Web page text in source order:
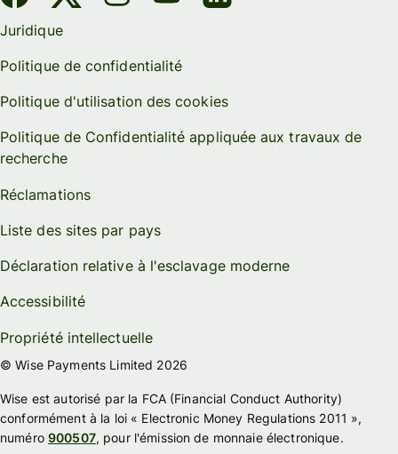
Juridique
Politique de confidentialité
Politique d'utilisation des cookies
Politique de Confidentialité appliquée aux travaux de
recherche
Réclamations
Liste des sites par pays
Déclaration relative à l'esclavage moderne
Accessibilité
Propriété intellectuelle
© Wise Payments Limited 2026
Wise est autorisé par la FCA (Financial Conduct Authority)
conformément à la loi « Electronic Money Regulations 2011 »,
numéro 900507, pour l'émission de monnaie électronique.